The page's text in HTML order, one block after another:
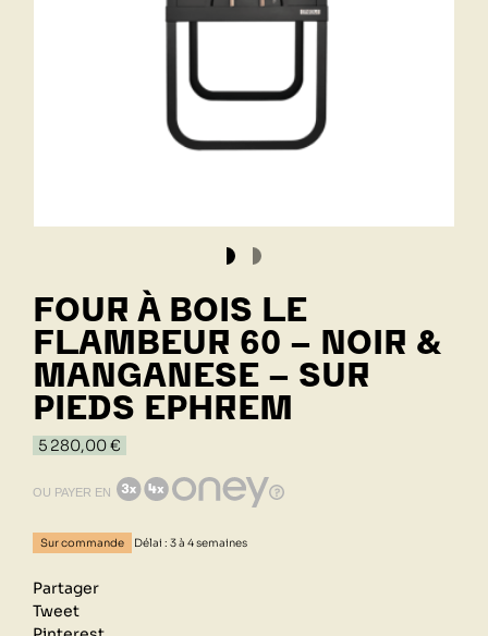
FOUR À BOIS LE
FLAMBEUR 60 - NOIR &
MANGANESE - SUR
PIEDS EPHREM
5 280,00 €
OU PAYER EN
Sur commande Délai : 3 à 4 semaines
Partager
Tweet